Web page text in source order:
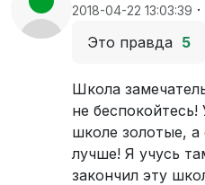
2018-04-22 13:03:39 ·
Это правда 5
Школа
не беспокойтесь!
школе золотые,
лучше! Я учусь
закончил эту